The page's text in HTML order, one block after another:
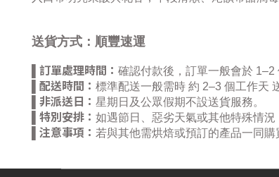
送貨方式：順豐速運
訂單處理時間： 確認付款後，訂單一般會於 1–2
配送時間： 標準配送一般需時 約 2–3 個工作天
非派送日： 星期日及公眾假期不設送貨服務。
特別安排： 如遇節日、惡劣天氣或其他特殊情
注意事項： 若與其他需烘焙或預訂的產品一同購